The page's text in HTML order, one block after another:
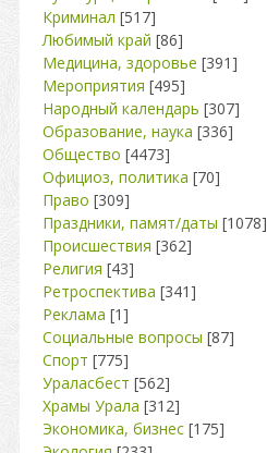
Криминал [517]
Любимый край [86]
Медицина, здоровье [391]
Мероприятия [495]
Народный календарь [307]
Образование, наука [336]
Общество [4473]
Официоз, политика [70]
Право [309]
Праздники, памят/даты [1078]
Происшествия [362]
Религия [43]
Ретроспектива [341]
Реклама [1]
Социальные вопросы [87]
Спорт [775]
Ураласбест [562]
Храмы Урала [312]
Экономика, бизнес [175]